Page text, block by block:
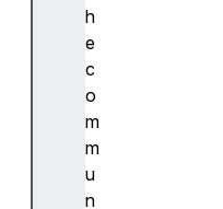
h
e
c
o
m
m
u
n